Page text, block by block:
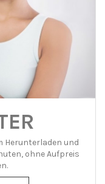
Herunterladen und
ohne Aufpreis